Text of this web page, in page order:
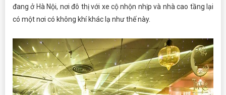
đang ở Hà Nội, nơi đô thị với xe cộ nhộn nhịp và nhà cao tầng lại
có một nơi có không khí khác lạ như thế này.